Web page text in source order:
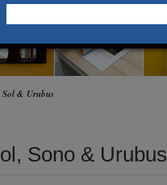
Sol & Urubus
Sono & Urubus